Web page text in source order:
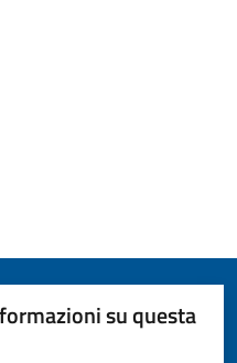
su questa